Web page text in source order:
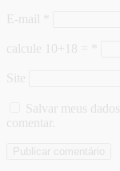
E-mail
calcule 10+18 =
Site
Salvar meus
comentar.